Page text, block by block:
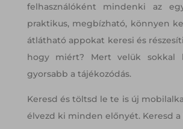
felhasználóként mindenki az
praktikus, megbízható, könnyen
átlátható appokat keresi és
hogy miért? Mert velük sokkal
gyorsabb a tájékozódás.
Keresd és töltsd le te is új
élvezd ki minden előnyét. Keresd a